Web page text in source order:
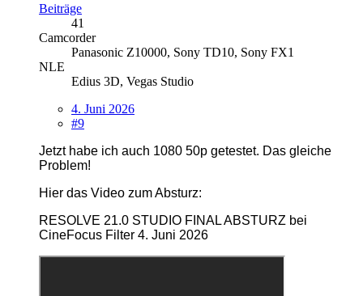
Beiträge
41
Camcorder
Panasonic Z10000, Sony TD10, Sony FX1
NLE
Edius 3D, Vegas Studio
4. Juni 2026
#9
Jetzt habe ich auch 1080 50p getestet. Das gleiche
Problem!
Hier das Video zum Absturz:
RESOLVE 21.0 STUDIO FINAL ABSTURZ bei
CineFocus Filter 4. Juni 2026